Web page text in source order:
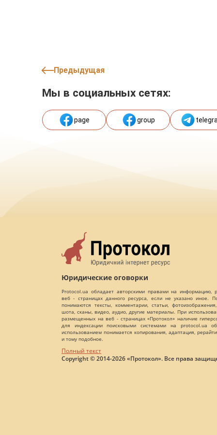
Предыдущая
Мы в социальных сетях:
page group
Юридические оговорки
Protocol.ua обладает авторскими правами на информацию,
веб - страницах данного ресурса, если не указано иное.
понимаются тексты, комментарии, статьи,
шота, сканы, видео, аудио, другие материалы. При
размещенных на веб - страницах «Протокол» наличие
для индексации поисковыми системами на protocol.ua
использованием понимается копирования, адаптация,
и тому подобное.
Полный текст
Copyright © 2014-2026 «Протокол». Все права